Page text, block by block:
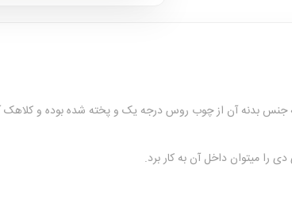
جنس بدنه آن از چوب روس درجه یک و پخته شده بوده و